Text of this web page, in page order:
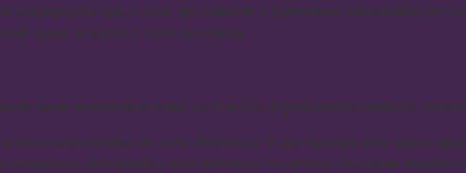
teoria propõe que o sono das crianças é fortemente influenciado por
ajudar a regular o sono da criança.
variar amplamente entre as crianças. Alguns pontos práticos
tem necessidades de sono diferentes. O que funciona para uma
pesadelos, dificuldades para adormecer ou acordar frequente durante